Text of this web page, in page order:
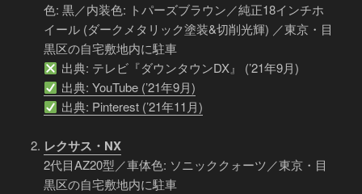
色: 黒／内装色: トパーズブラウン／純正18インチホ
イール (ダークメタリック塗装&切削光輝) ／東京・目
黒区の自宅敷地内に駐車
出典: テレビ『ダウンタウンDX』 (’21年9月)
出典: YouTube (’21年9月)
出典: Pinterest (’21年11月)
レクサス・NX
2代目AZ20型／車体色: ソニッククォーツ／東京・目
黒区の自宅敷地内に駐車